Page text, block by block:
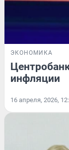
ЭКОНОМИКА
инфляции
16 апреля, 2026,